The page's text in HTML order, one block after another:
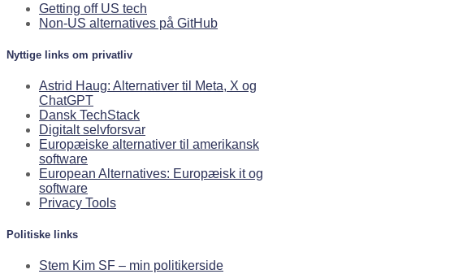
Getting off US tech
Non-US alternatives på GitHub
Nyttige links om privatliv
Astrid Haug: Alternativer til Meta, X og
ChatGPT
Dansk TechStack
Digitalt selvforsvar
Europæiske alternativer til amerikansk
software
European Alternatives: Europæisk it og
software
Privacy Tools
Politiske links
Stem Kim SF – min politikerside